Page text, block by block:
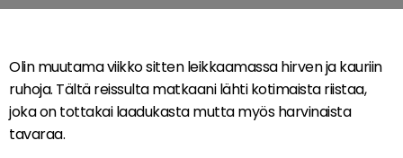
Olin muutama viikko sitten leikkaamassa hirven ja kauriin
ruhoja. Tältä reissulta matkaani lähti kotimaista riistaa,
joka on tottakai laadukasta mutta myös harvinaista
tavaraa.